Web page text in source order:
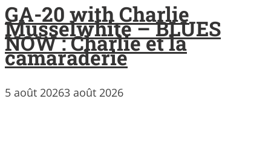
GA-20 with Charlie
Musselwhite – BLUES
NOW : Charlie et la
camaraderie
5 août 20263 août 2026